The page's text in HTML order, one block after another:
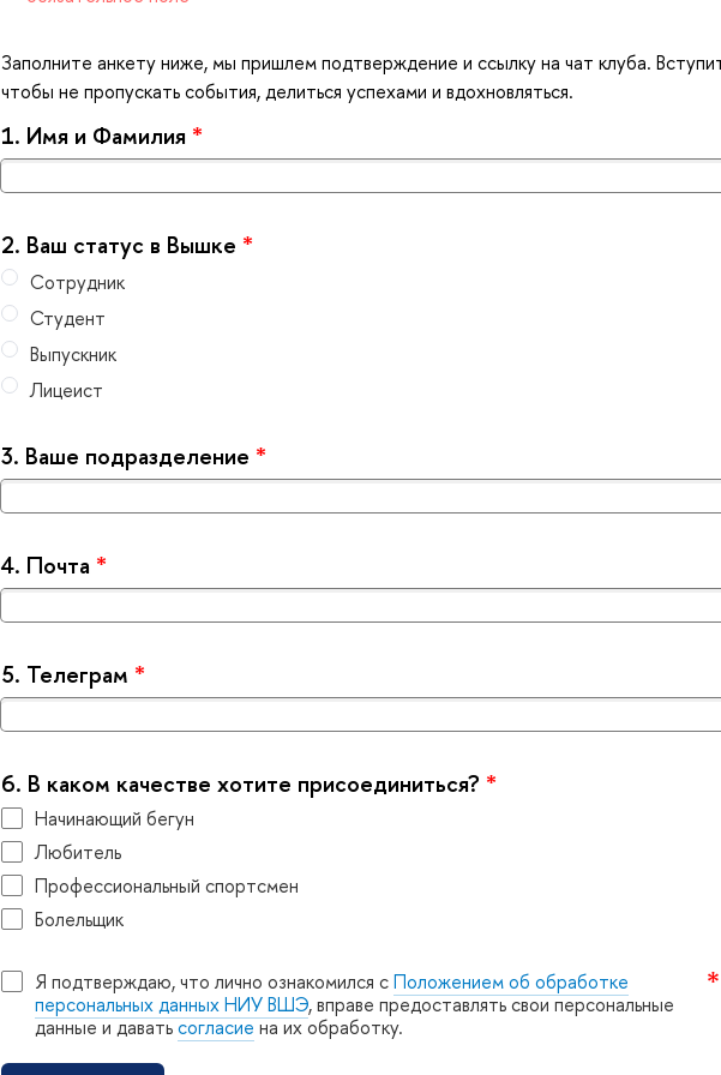
Заполните анкету ниже, мы пришлем подтверждение и ссылку на чат клуба.
чтобы не пропускать события, делиться успехами и вдохновляться.
1. Имя и Фамилия *
2. аш статус в Вышке *
Сотрудник
Студент
ыпускник
Лицеист
3. аше подразделение *
4. Почта *
5. Телеграм *
6. каком качестве хотите присоединиться? *
Начинающий бегун
Любитель
Профессиональный спортсмен
Болельщик
Я подтверждаю, что лично ознакомился сПоложением об обработке
персональных данных НИУ ВШЭ, вправе предоставлять свои персональные
данные и даватьсогласиена их обработку.